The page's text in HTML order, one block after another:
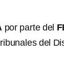
por parte del
del